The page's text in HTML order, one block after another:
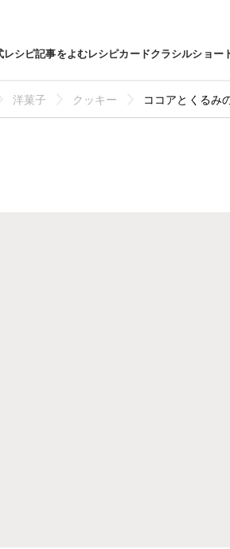
レシピ記事をよむレシピカードクラシルショー
洋菓子 クッキー ココアとくるみ